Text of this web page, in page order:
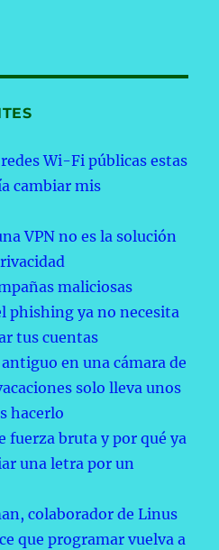
Wi-Fi públicas estas
cambiar mis
VPN no es la solución
maliciosas
phishing ya no necesita
tus cuentas
en una cámara de
solo lleva unos
hacerlo
fuerza bruta y por qué ya
una letra por un
colaborador de Linus
que programar vuelva a